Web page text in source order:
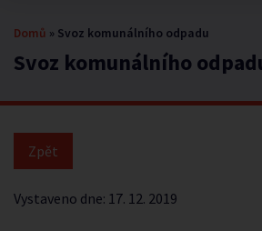
Svoz komunálního
Domů » Svoz komunálního odpadu
Vystaveno dne: 17. 12. 2019